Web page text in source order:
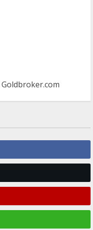
Goldbroker.com